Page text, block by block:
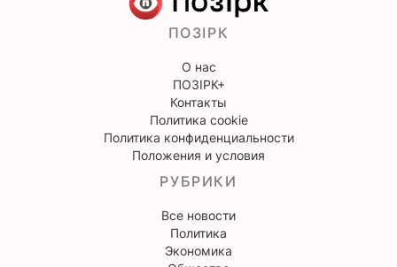
ПОЗІРК
О нас
ПОЗІРК+
Контакты
Политика cookie
Политика конфиденциальности
Положения и условия
РУБРИКИ
Все новости
Политика
Экономика